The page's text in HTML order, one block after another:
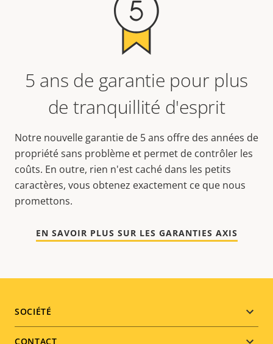
5 ans de garantie pour plus
de tranquillité d'esprit
Notre nouvelle garantie de 5 ans offre des années de
propriété sans problème et permet de contrôler les
coûts. En outre, rien n'est caché dans les petits
caractères, vous obtenez exactement ce que nous
promettons.
EN SAVOIR PLUS SUR LES GARANTIES AXIS
Footer
SOCIÉTÉ
CONTACT